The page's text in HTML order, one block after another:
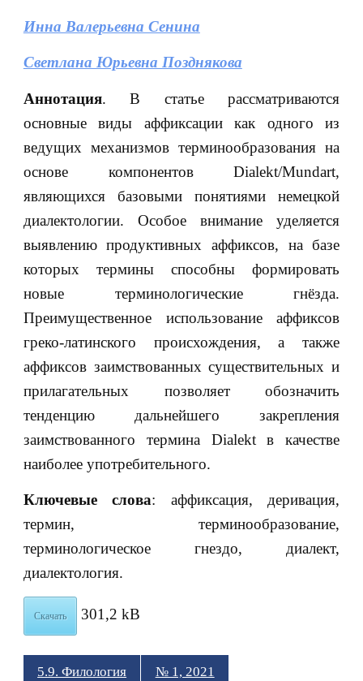
Инна Валерьевна Cенина
Светлана Юрьевна Позднякова
Аннотация. В статье рассматриваются
основные виды аффиксации как одного из
ведущих механизмов терминообразования на
основе компонентов Dialekt/Mundart,
являющихся базовыми понятиями немецкой
диалектологии. Особое внимание уделяется
выявлению продуктивных аффиксов, на базе
которых термины способны формировать
новые терминологические гнёзда.
Преимущественное использование аффиксов
греко-латинского происхождения, а также
аффиксов заимствованных существительных и
прилагательных позволяет обозначить
тенденцию дальнейшего закрепления
заимствованного термина Dialekt в качестве
наиболее употребительного.
Ключевые слова: аффиксация, деривация,
термин, терминообразование,
терминологическое гнездо, диалект,
диалектология.
Скачать 301,2 kB
5.9. Филология № 1, 2021